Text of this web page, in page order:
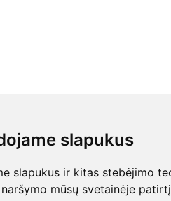
slapukus
slapukus ir kitas stebėjimo
mūsų svetainėje